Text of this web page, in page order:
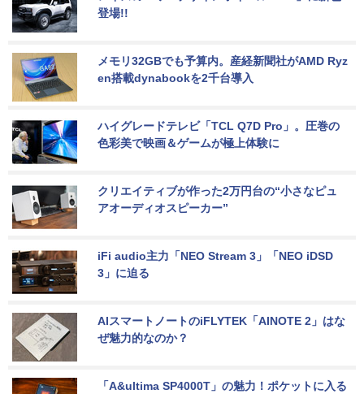
登場!!
メモリ32GBでも予算内。産経新聞社がAMD Ryz
en搭載dynabookを2千台導入
ハイグレードテレビ「TCL Q7D Pro」。圧巻の
色彩美で映画＆ゲームが極上体験に
クリエイティブが作った2万円台の“小さなピュ
アオーディオスピーカー”
iFi audio主力「NEO Stream 3」「NEO iDSD
3」に迫る
AIスマートノートのiFLYTEK「AINOTE 2」はな
ぜ魅力的なのか？
「A&ultima SP4000T」の魅力！ポケットに入る